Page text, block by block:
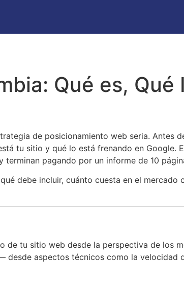
Qué es,
de posicionamiento web seria. Antes
tu sitio y qué lo está frenando en Google.
pagando por un informe de 10
debe incluir, cuánto cuesta en el
de tu sitio web desde la perspectiva de los
aspectos técnicos como la velocidad